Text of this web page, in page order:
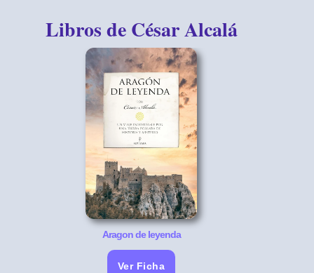
Libros de César Alcalá
Aragon de leyenda
Ver Ficha